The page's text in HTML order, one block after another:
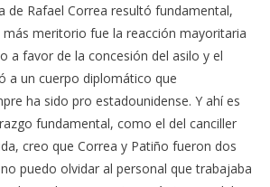
de Rafael Correa resultó fundamental,
meritorio fue la reacción mayoritaria
a favor de la concesión del asilo y el
a un cuerpo diplomático que
ha sido pro estadounidense. Y ahí es
fundamental, como el del canciller
creo que Correa y Patiño fueron dos
puedo olvidar al personal que trabajaba